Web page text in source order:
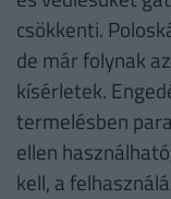
csökkenti.
de már folynak
kísérletek.
termelésben
ellen
kell, a